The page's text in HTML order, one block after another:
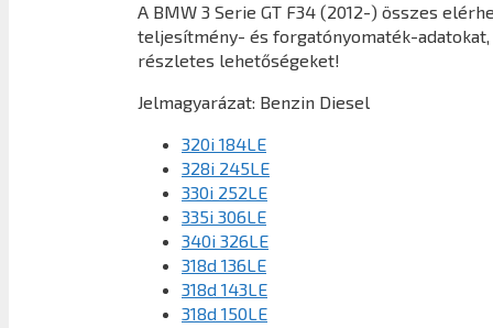
A BMW 3 Serie GT F34 (2012-) összes
teljesítmény- és forgatónyomaték-
részletes lehetőségeket!
Jelmagyarázat: Benzin Diesel
320i 184LE
328i 245LE
330i 252LE
335i 306LE
340i 326LE
318d 136LE
318d 143LE
318d 150LE